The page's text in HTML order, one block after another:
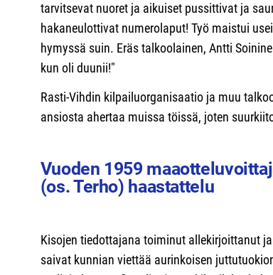
tarvitsevat nuoret ja aikuiset pussittivat ja
hakaneulottivat numerolaput! Työ maistui
hymyssä suin. Eräs talkoolainen, Antti
kun oli duunii!"
Rasti-Vihdin kilpailuorganisaatio ja muu
ansiosta ahertaa muissa töissä, joten
Vuoden 1959
(os. Terho) haastattelu
Kisojen tiedottajana toiminut allekirjoittanut
saivat kunnian viettää aurinkoisen